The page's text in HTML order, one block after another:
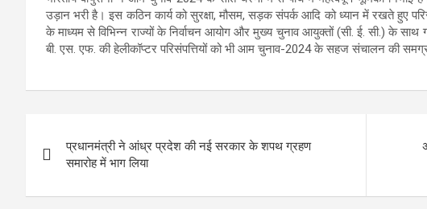
उड़ान भरी है। इस कठिन कार्य को सुरक्षा, मौसम, सड़क संपर्क आदि को ध्यान में रखते हुए
के माध्यम से विभिन्न राज्यों के निर्वाचन आयोग और मुख्य चुनाव आयुक्तों (सी. ई. सी.) के
बी. एस. एफ. की हेलीकॉप्टर परिसंपत्तियों को भी आम चुनाव-2024 के सहज संचालन की समग्र
navigation
प्रधानमंत्री ने आंध्र प्रदेश की नई सरकार के शपथ ग्रहण
समारोह में भाग लिया